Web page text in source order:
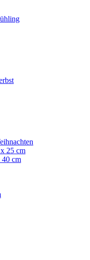
25 cm
40 cm